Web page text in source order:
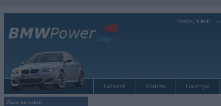
Sveiks, Viesi!
Galvenā Forums Galerijas
Ziņas un raksti